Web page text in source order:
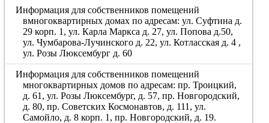
Информация для собственников помещений
вмногоквартирных домах по адресам: ул. Суфтина д.
29 корп. 1, ул. Карла Маркса д. 27, ул. Попова д.50,
ул. Чумбарова-Лучинского д. 22, ул. Котласская д. 4 ,
ул. Розы Люксембург д. 60
Информация для собственников помещений
многоквартирных домов по адресам: пр. Троицкий,
д. 61, ул. Розы Люксембург, д. 57, пр. Новгородский,
д. 80, пр. Советских Космонавтов, д. 111, ул.
Самойло, д. 8 корп. 1, пр. Новгородский, д. 19.